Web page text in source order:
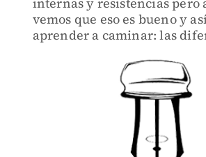
vemos que eso es bueno y
aprender a caminar: las
ellas son el camino